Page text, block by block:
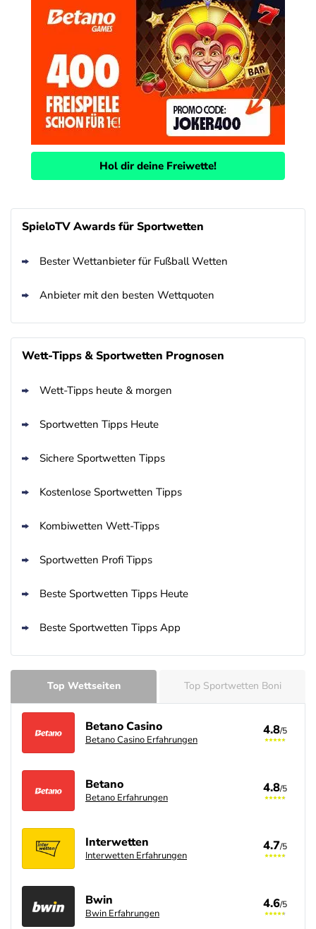
Hol dir deine Freiwette!
SpieloTV Awards für Sportwetten
Bester Wettanbieter für Fußball Wetten
Anbieter mit den besten Wettquoten
Wett-Tipps & Sportwetten Prognosen
Wett-Tipps heute & morgen
Sportwetten Tipps Heute
Sichere Sportwetten Tipps
Kostenlose Sportwetten Tipps
Kombiwetten Wett-Tipps
Sportwetten Profi Tipps
Beste Sportwetten Tipps Heute
Beste Sportwetten Tipps App
Top Wettseiten Top Sportwetten Boni
Betano Casino
Betano Casino Erfahrungen
4.8/5
Betano
Betano Erfahrungen
4.8/5
Interwetten
Interwetten Erfahrungen
4.7/5
Bwin
Bwin Erfahrungen
4.6/5